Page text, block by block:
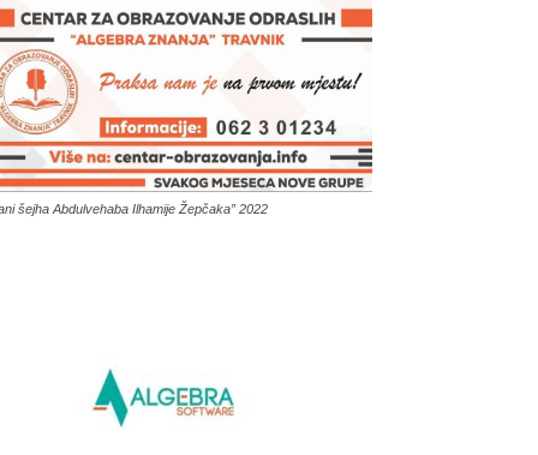
šejha Abdulvehaba Ilhamije Žepčaka” 2022